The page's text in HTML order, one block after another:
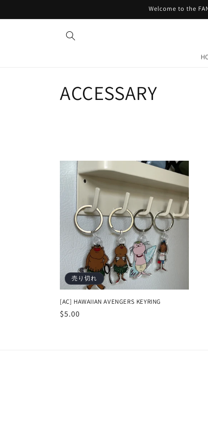
進む
Welcome to the
コ
シ
ョ
ン
ACCESSARY
売り切れ
[AC] HAWAIIAN AVENGERS KEYRING
通
$5.00